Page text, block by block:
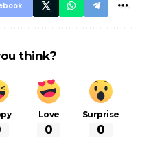
think?
Love
0
Surprise
0